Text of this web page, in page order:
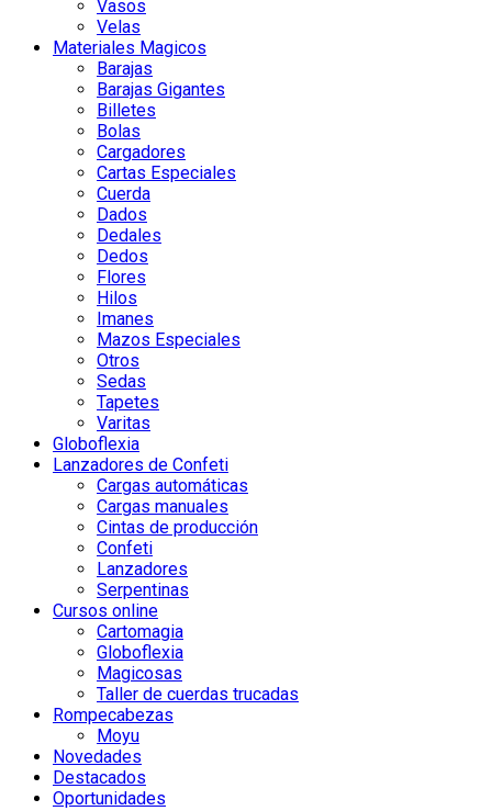
Vasos
Velas
Materiales Magicos
Barajas
Barajas Gigantes
Billetes
Bolas
Cargadores
Cartas Especiales
Cuerda
Dados
Dedales
Dedos
Flores
Hilos
Imanes
Mazos Especiales
Otros
Sedas
Tapetes
Varitas
Globoflexia
Lanzadores de Confeti
Cargas automáticas
Cargas manuales
Cintas de producción
Confeti
Lanzadores
Serpentinas
Cursos online
Cartomagia
Globoflexia
Magicosas
Taller de cuerdas trucadas
Rompecabezas
Moyu
Novedades
Destacados
Oportunidades